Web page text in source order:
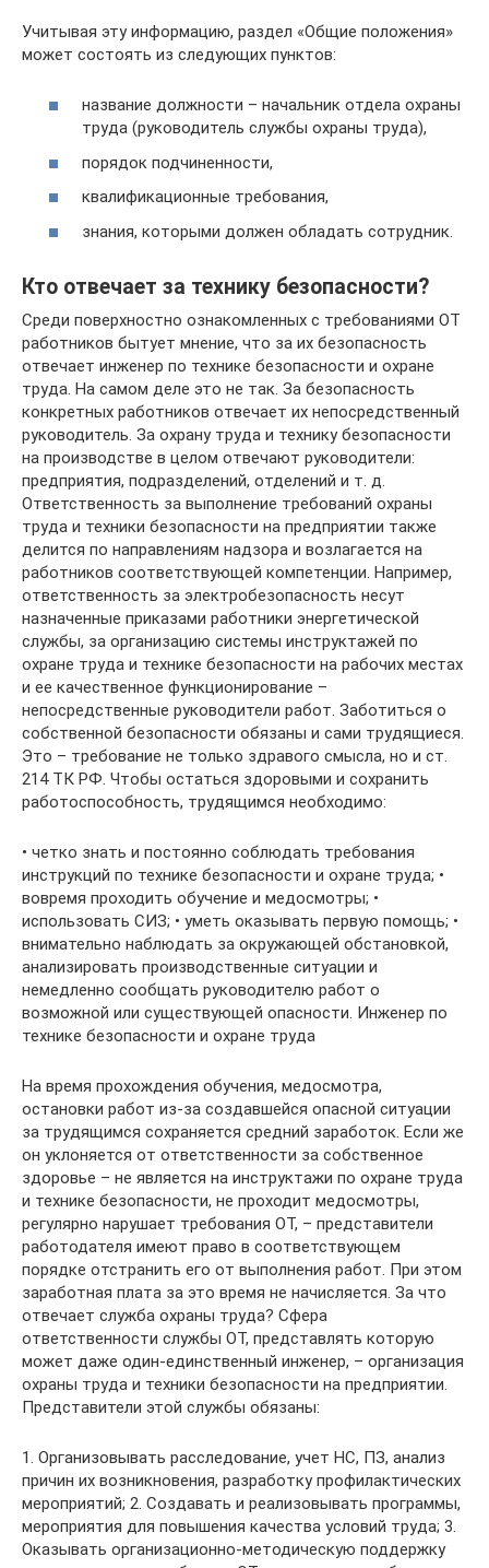
Учитывая эту информацию, раздел «Общие положения»
может состоять из следующих пунктов:
название должности – начальник отдела охраны
труда (руководитель службы охраны труда),
порядок подчиненности,
квалификационные требования,
знания, которыми должен обладать сотрудник.
Кто отвечает за технику безопасности?
Среди поверхностно ознакомленных с требованиями ОТ
работников бытует мнение, что за их безопасность
отвечает инженер по технике безопасности и охране
труда. На самом деле это не так. За безопасность
конкретных работников отвечает их непосредственный
руководитель. За охрану труда и технику безопасности
на производстве в целом отвечают руководители:
предприятия, подразделений, отделений и т. д.
Ответственность за выполнение требований охраны
труда и техники безопасности на предприятии также
делится по направлениям надзора и возлагается на
работников соответствующей компетенции. Например,
ответственность за электробезопасность несут
назначенные приказами работники энергетической
службы, за организацию системы инструктажей по
охране труда и технике безопасности на рабочих местах
и ее качественное функционирование –
непосредственные руководители работ. Заботиться о
собственной безопасности обязаны и сами трудящиеся.
Это – требование не только здравого смысла, но и ст.
214 ТК РФ. Чтобы остаться здоровыми и сохранить
работоспособность, трудящимся необходимо:
• четко знать и постоянно соблюдать требования
инструкций по технике безопасности и охране труда; •
вовремя проходить обучение и медосмотры; •
использовать СИЗ; • уметь оказывать первую помощь; •
внимательно наблюдать за окружающей обстановкой,
анализировать производственные ситуации и
немедленно сообщать руководителю работ о
возможной или существующей опасности. Инженер по
технике безопасности и охране труда
На время прохождения обучения, медосмотра,
остановки работ из-за создавшейся опасной ситуации
за трудящимся сохраняется средний заработок. Если же
он уклоняется от ответственности за собственное
здоровье – не является на инструктажи по охране труда
и технике безопасности, не проходит медосмотры,
регулярно нарушает требования ОТ, – представители
работодателя имеют право в соответствующем
порядке отстранить его от выполнения работ. При этом
заработная плата за это время не начисляется. За что
отвечает служба охраны труда? Сфера
ответственности службы ОТ, представлять которую
может даже один-единственный инженер, – организация
охраны труда и техники безопасности на предприятии.
Представители этой службы обязаны:
1. Организовывать расследование, учет НС, ПЗ, анализ
причин их возникновения, разработку профилактических
мероприятий; 2. Создавать и реализовывать программы,
мероприятия для повышения качества условий труда; 3.
Оказывать организационно-методическую поддержку